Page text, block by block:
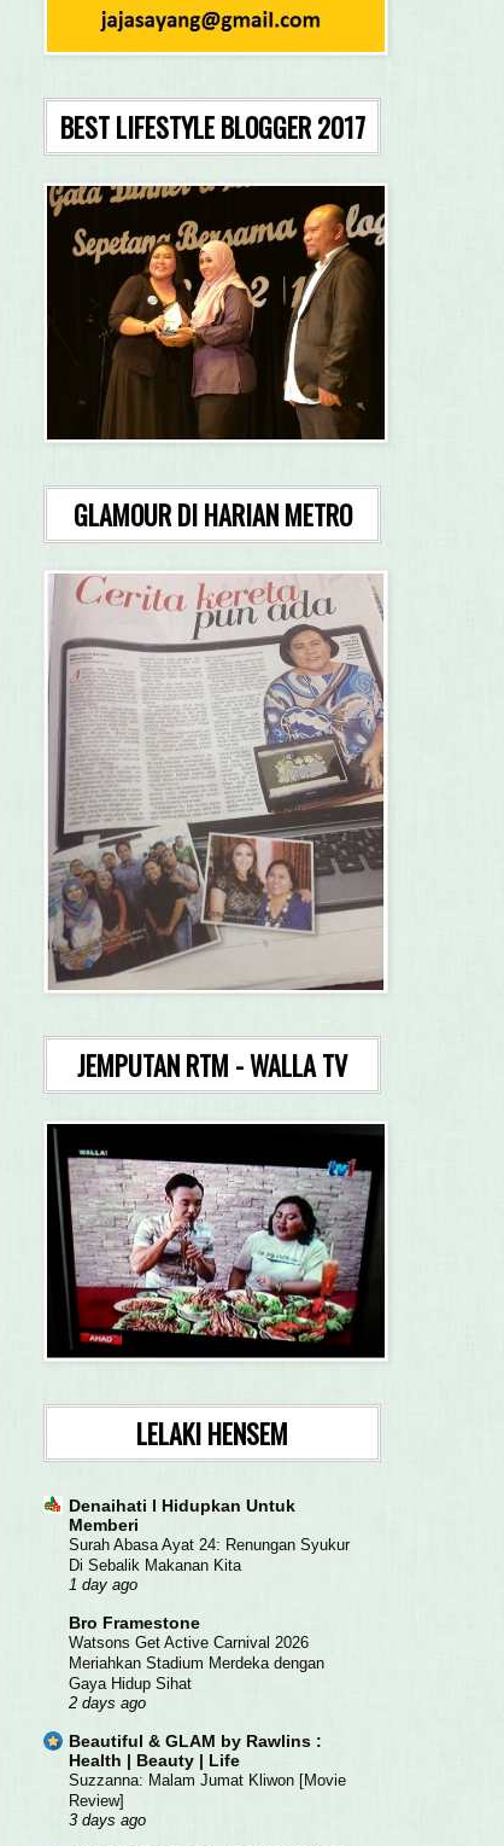
BEST LIFESTYLE BLOGGER 2017
GLAMOUR DI HARIAN METRO
JEMPUTAN RTM - WALLA TV
LELAKI HENSEM
Denaihati l Hidupkan Untuk
Memberi
Surah Abasa Ayat 24: Renungan Syukur
Di Sebalik Makanan Kita
1 day ago
Bro Framestone
Watsons Get Active Carnival 2026
Meriahkan Stadium Merdeka dengan
Gaya Hidup Sihat
2 days ago
Beautiful & GLAM by Rawlins :
Health | Beauty | Life
Suzzanna: Malam Jumat Kliwon [Movie
Review]
3 days ago